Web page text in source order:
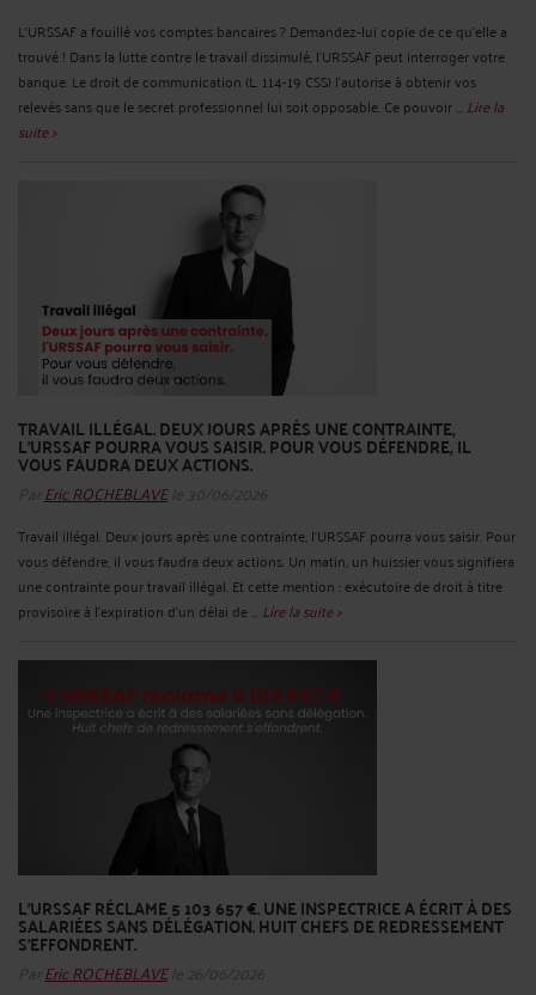
L'URSSAF a fouillé vos comptes bancaires ? Demandez-lui copie de ce qu'elle a
trouvé ! Dans la lutte contre le travail dissimulé, l'URSSAF peut interroger votre
banque. Le droit de communication (L. 114-19 CSS) l'autorise à obtenir vos
relevés sans que le secret professionnel lui soit opposable. Ce pouvoir ... Lire la
suite >
TRAVAIL ILLÉGAL. DEUX JOURS APRÈS UNE CONTRAINTE,
L'URSSAF POURRA VOUS SAISIR. POUR VOUS DÉFENDRE, IL
VOUS FAUDRA DEUX ACTIONS.
Par Eric ROCHEBLAVEle 30/06/2026
Travail illégal. Deux jours après une contrainte, l'URSSAF pourra vous saisir. Pour
vous défendre, il vous faudra deux actions. Un matin, un huissier vous signifiera
une contrainte pour travail illégal. Et cette mention : exécutoire de droit à titre
provisoire à l'expiration d'un délai de ... Lire la suite >
L'URSSAF RÉCLAME 5 103 657 €. UNE INSPECTRICE A ÉCRIT À DES
SALARIÉES SANS DÉLÉGATION. HUIT CHEFS DE REDRESSEMENT
S'EFFONDRENT.
Par Eric ROCHEBLAVEle 26/06/2026